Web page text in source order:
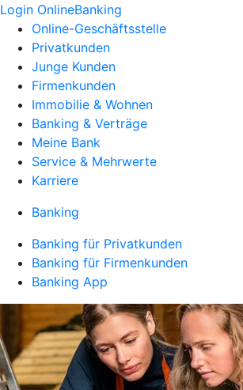
Login OnlineBanking
Online-Geschäftsstelle
Privatkunden
Junge Kunden
Firmenkunden
Immobilie & Wohnen
Banking & Verträge
Meine Bank
Service & Mehrwerte
Karriere
Banking
Banking für Privatkunden
Banking für Firmenkunden
Banking App